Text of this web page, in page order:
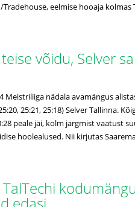
Tradehouse, eelmise hooaja
võidu, Selver
Meistriliiga nädala avamängus
25:21, 25:18) Selver Tallinna.
peale jäi, kolm järgmist vaatust
hoolealused. Nii kirjutas